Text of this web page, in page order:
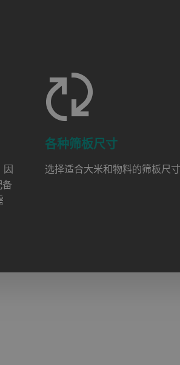
因
各种筛板尺寸
选择适合大米和物料的筛板尺寸